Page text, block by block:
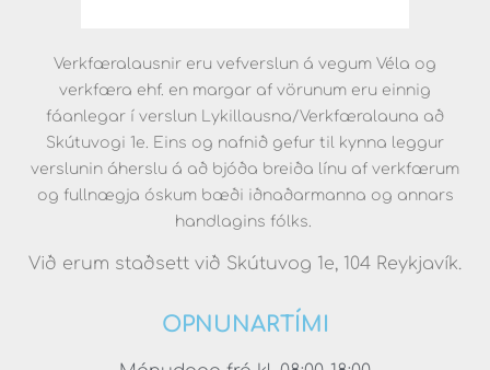
Verkfæralausnir eru vefverslun á vegum Véla og
verkfæra ehf. en margar af vörunum eru einnig
fáanlegar í verslun Lykillausna/Verkfæralauna að
Skútuvogi 1e. Eins og nafnið gefur til kynna leggur
verslunin áherslu á að bjóða breiða línu af verkfærum
og fullnægja óskum bæði iðnaðarmanna og annars
handlagins fólks.
Við erum staðsett við Skútuvog 1e, 104 Reykjavík.
OPNUNARTÍMI